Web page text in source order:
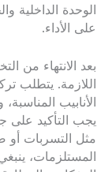
الوحدة الداخلية
على الأداء.
بعد الانتهاء من
اللازمة. يتطلب
الأنابيب
يجب التأكيد على
مثل التسربات أو
المستلزمات،